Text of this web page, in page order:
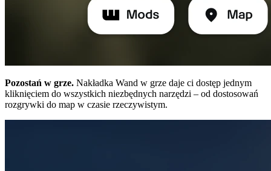
Pozostań w grze. Nakładka Wand w grze daje ci dostęp jednym
kliknięciem do wszystkich niezbędnych narzędzi – od dostosowań
rozgrywki do map w czasie rzeczywistym.